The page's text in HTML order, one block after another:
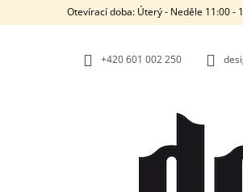
Otevírací doba: Úterý - Neděle 11:00 -
+420‭ 601 002 250
O